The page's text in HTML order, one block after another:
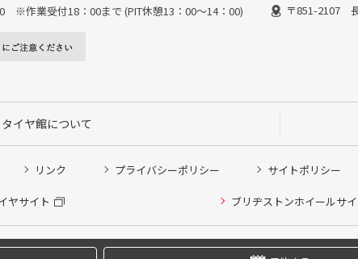
※作業受付18：00まで (PIT休憩13：00～14：00) 〒851-2107
タイヤ館について
リンク プライバシーポリシー サイトポリシー
ヤサイト ブリヂストンホイールサ
Copyright © 2024 Bridgestone Retail Co.,Ltd. All
/オイル交換/その他ピット作業の予約
※タイヤ履き替えを希望のクローク契約会員の方はこちらを選択ください
ローク契約会員の方はご利用いただけません